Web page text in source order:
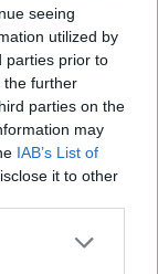
seeing
utilized by
parties prior to
the further
parties on the
may
IAB’s List of
it to other